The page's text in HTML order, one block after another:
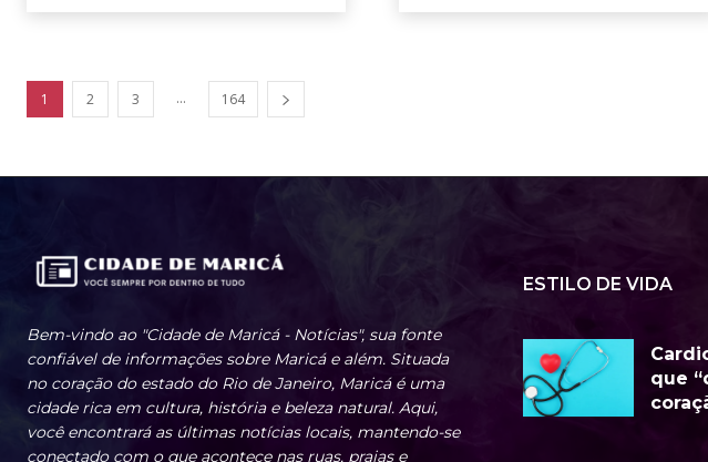
1 2 3 ... 164
Bem-vindo ao "Cidade de Maricá - Notícias", sua fonte
confiável de informações sobre Maricá e além. Situada
no coração do estado do Rio de Janeiro, Maricá é uma
cidade rica em cultura, história e beleza natural. Aqui,
você encontrará as últimas notícias locais, mantendo-se
conectado com o que acontece nas ruas, praias e
ESTILO DE VIDA
que